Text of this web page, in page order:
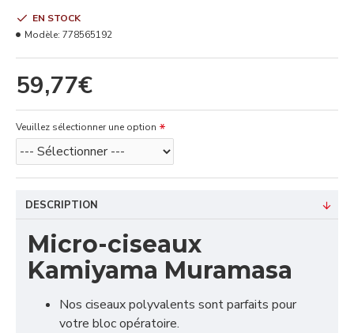
59,77€
EN STOCK
Modèle: 778565192
Veuillez sélectionner une option
DESCRIPTION
Micro-ciseaux
Kamiyama Muramasa
Nos ciseaux polyvalents sont parfaits pour
votre bloc opératoire.